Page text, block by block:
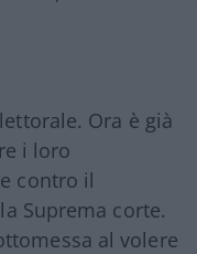
Ora è già
i loro
contro il
Suprema corte.
al volere